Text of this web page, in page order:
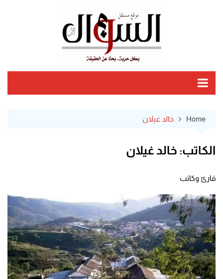
Home خالد غيلان
الكاتب: خالد غيلان
قارئ وكاتب